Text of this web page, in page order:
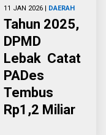
11 JAN 2026 | DAERAH
Tahun 2025,
DPMD
Lebak Catat
PADes
Tembus
Rp1,2 Miliar